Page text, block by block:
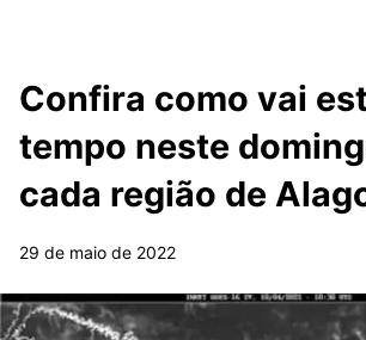
Confira como vai
tempo neste
cada região de
29 de maio de 2022